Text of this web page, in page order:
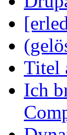
Titel
Ich